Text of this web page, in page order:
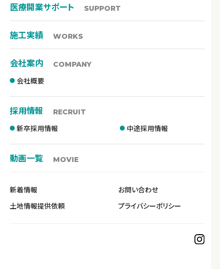
医療開業サポート SUPPORT
施工実績 WORKS
会社案内 COMPANY
会社概要
採用情報 RECRUIT
新卒採用情報 中途採用情報
動画一覧 MOVIE
新着情報
お問い合わせ
土地情報提供依頼
プライバシーポリシー